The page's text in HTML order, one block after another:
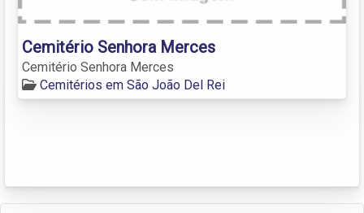
Cemitério Senhora Merces
Cemitério Senhora Merces
Cemitérios em São João Del Rei